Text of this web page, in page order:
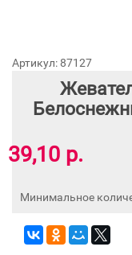
Артикул: 87127
39,10 р.
Минимальное